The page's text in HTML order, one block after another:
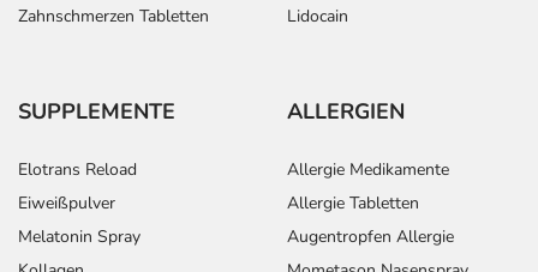
Zahnschmerzen Tabletten
Lidocain
SUPPLEMENTE
Elotrans Reload
Eiweißpulver
Melatonin Spray
ALLERGIEN
Allergie Medikamente
Allergie Tabletten
Augentropfen Allergie